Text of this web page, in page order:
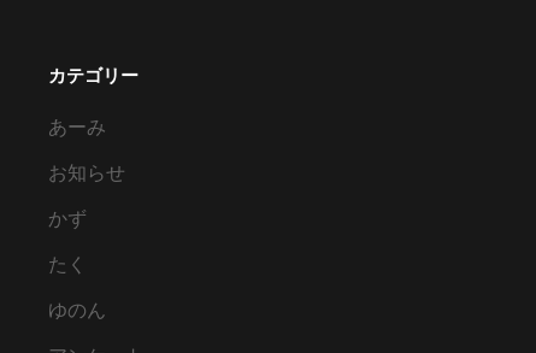
カテゴリー
あーみ
お知らせ
かず
たく
ゆのん